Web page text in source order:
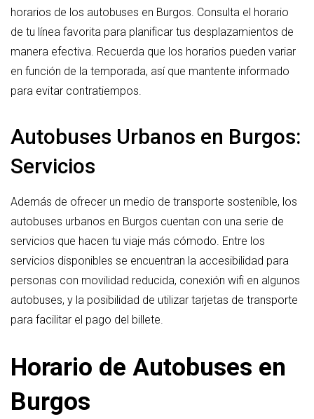
horarios de los autobuses en Burgos. Consulta el horario
de tu línea favorita para planificar tus desplazamientos de
manera efectiva. Recuerda que los horarios pueden variar
en función de la temporada, así que mantente informado
para evitar contratiempos.
Autobuses Urbanos en Burgos:
Servicios
Además de ofrecer un medio de transporte sostenible, los
autobuses urbanos en Burgos cuentan con una serie de
servicios que hacen tu viaje más cómodo. Entre los
servicios disponibles se encuentran la accesibilidad para
personas con movilidad reducida, conexión wifi en algunos
autobuses, y la posibilidad de utilizar tarjetas de transporte
para facilitar el pago del billete.
Horario de Autobuses en
Burgos